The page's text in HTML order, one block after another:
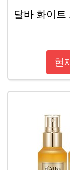
달바 화이트
현